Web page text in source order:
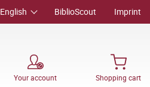
English BiblioScout Imprint
Your account Shopping cart